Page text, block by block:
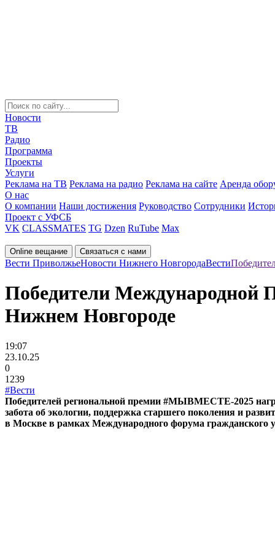
Новости
ТВ
Радио
Программа
Проекты
Услуги
Реклама на ТВ Реклама на радио Реклама на сайте Аренда
О нас
О компании Наши достижения Руководство Сотрудники
Проект с УФСБ
VK CLASSMATES TG Dzen RuTube Max
Online вещание Связаться с нами
Вести ПриволжьеНовости Нижнего НовгородаВести
Победители
Нижнем Новгороде
19:07
23.10.25
0
1239
#Вести
Победителей региональной премии #МЫВМЕСТЕ-2025
забота об экологии, поддержка старшего поколения и
в Москве в рамках Международного форума